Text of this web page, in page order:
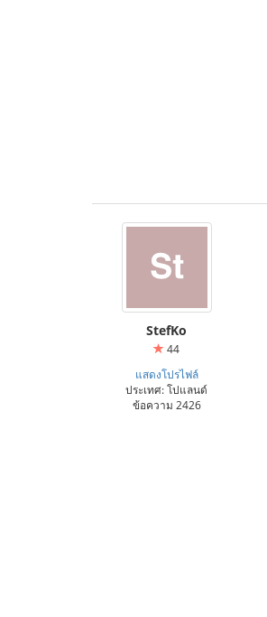
StefKo
44
แสดงโปรไฟล์
ประเทศ: โปแลนด์
ข้อความ 2426